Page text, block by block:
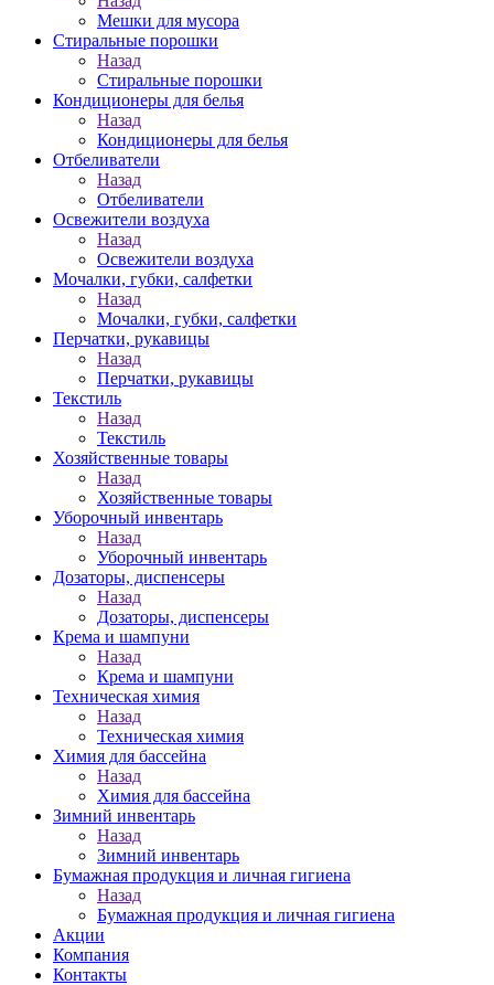
Мешки для мусора
Стиральные порошки
Назад
Стиральные порошки
Кондиционеры для белья
Назад
Кондиционеры для белья
Отбеливатели
Назад
Отбеливатели
Освежители воздуха
Назад
Освежители воздуха
Мочалки, губки, салфетки
Назад
Мочалки, губки, салфетки
Перчатки, рукавицы
Назад
Перчатки, рукавицы
Текстиль
Назад
Текстиль
Хозяйственные товары
Назад
Хозяйственные товары
Уборочный инвентарь
Назад
Уборочный инвентарь
Дозаторы, диспенсеры
Назад
Дозаторы, диспенсеры
Крема и шампуни
Назад
Крема и шампуни
Техническая химия
Назад
Техническая химия
Химия для бассейна
Назад
Химия для бассейна
Зимний инвентарь
Назад
Зимний инвентарь
Бумажная продукция и личная гигиена
Назад
Бумажная продукция и личная гигиена
Акции
Компания
Контакты